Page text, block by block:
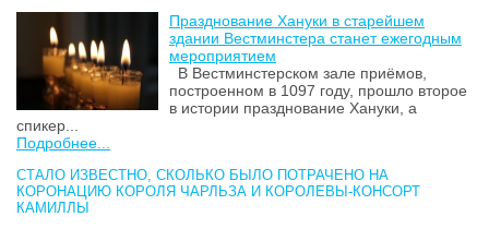
Празднование Хануки в старейшем
здании Вестминстера станет ежегодным
мероприятием
В Вестминстерском зале приёмов,
построенном в 1097 году, прошло второе
в истории празднование Хануки, а
спикер...
Подробнее...
СТАЛО ИЗВЕСТНО, СКОЛЬКО БЫЛО ПОТРАЧЕНО НА
КОРОНАЦИЮ КОРОЛЯ ЧАРЛЬЗА И КОРОЛЕВЫ-КОНСОРТ
КАМИЛЛЫ